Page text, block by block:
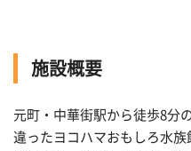
施設概要
元町・中華街駅から徒歩8分
違ったヨコハマおもしろ水